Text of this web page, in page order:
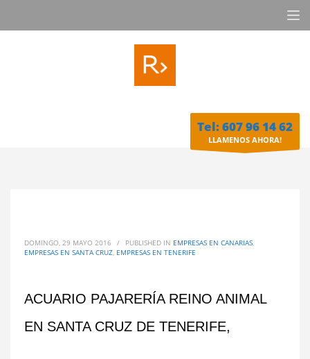
Tel: 607 96 14 62
LLAMENOS AHORA!
DOMINGO, 29 MAYO 2016 / PUBLISHED IN EMPRESAS EN CANARIAS,
EMPRESAS EN SANTA CRUZ, EMPRESAS EN TENERIFE
ACUARIO PAJARERÍA REINO ANIMAL
EN SANTA CRUZ DE TENERIFE,